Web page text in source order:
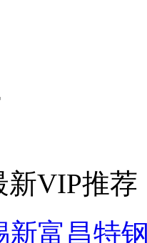
新VIP推荐
新富昌特